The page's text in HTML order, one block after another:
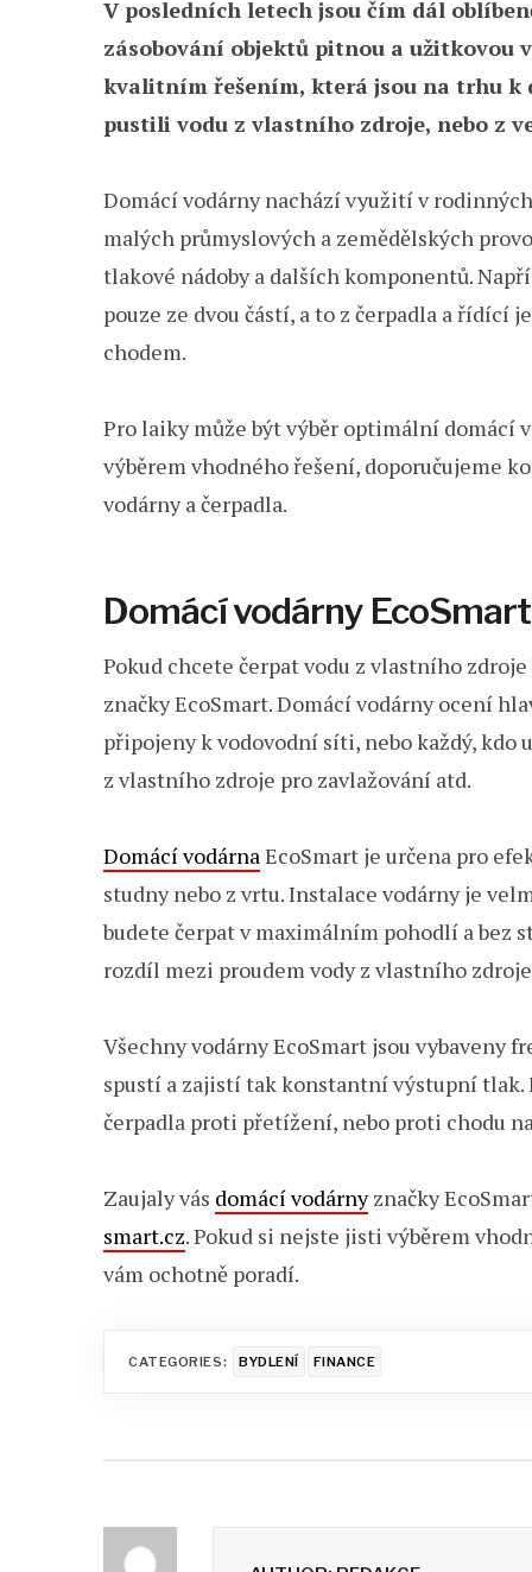
V posledních letech jsou čím dál
zásobování objektů pitnou a užitkovou
kvalitním řešením, která jsou na trhu k
pustili vodu z vlastního zdroje, nebo z
Domácí vodárny nachází využití v
malých průmyslových a zemědělských
tlakové nádoby a dalších komponentů.
pouze ze dvou částí, a to z čerpadla a
chodem.
Pro laiky může být výběr optimální domácí
výběrem vhodného řešení, doporučujeme
vodárny a čerpadla.
Domácí vodárny EcoSmart
Pokud chcete čerpat vodu z vlastního
značky EcoSmart. Domácí vodárny ocení
připojeny k vodovodní síti, nebo každý, kdo
z vlastního zdroje pro zavlažování atd.
Domácí vodárna EcoSmart je určena pro
studny nebo z vrtu. Instalace vodárny je
budete čerpat v maximálním pohodlí a bez
rozdíl mezi proudem vody z vlastního
Všechny vodárny EcoSmart jsou vybaveny
spustí a zajistí tak konstantní výstupní
čerpadla proti přetížení, nebo proti chodu
Zaujaly vás domácí vodárnyznačky
smart.cz. Pokud si nejste jisti výběrem
vám ochotně poradí.
CATEGORIES: BYDLENÍ FINANCE